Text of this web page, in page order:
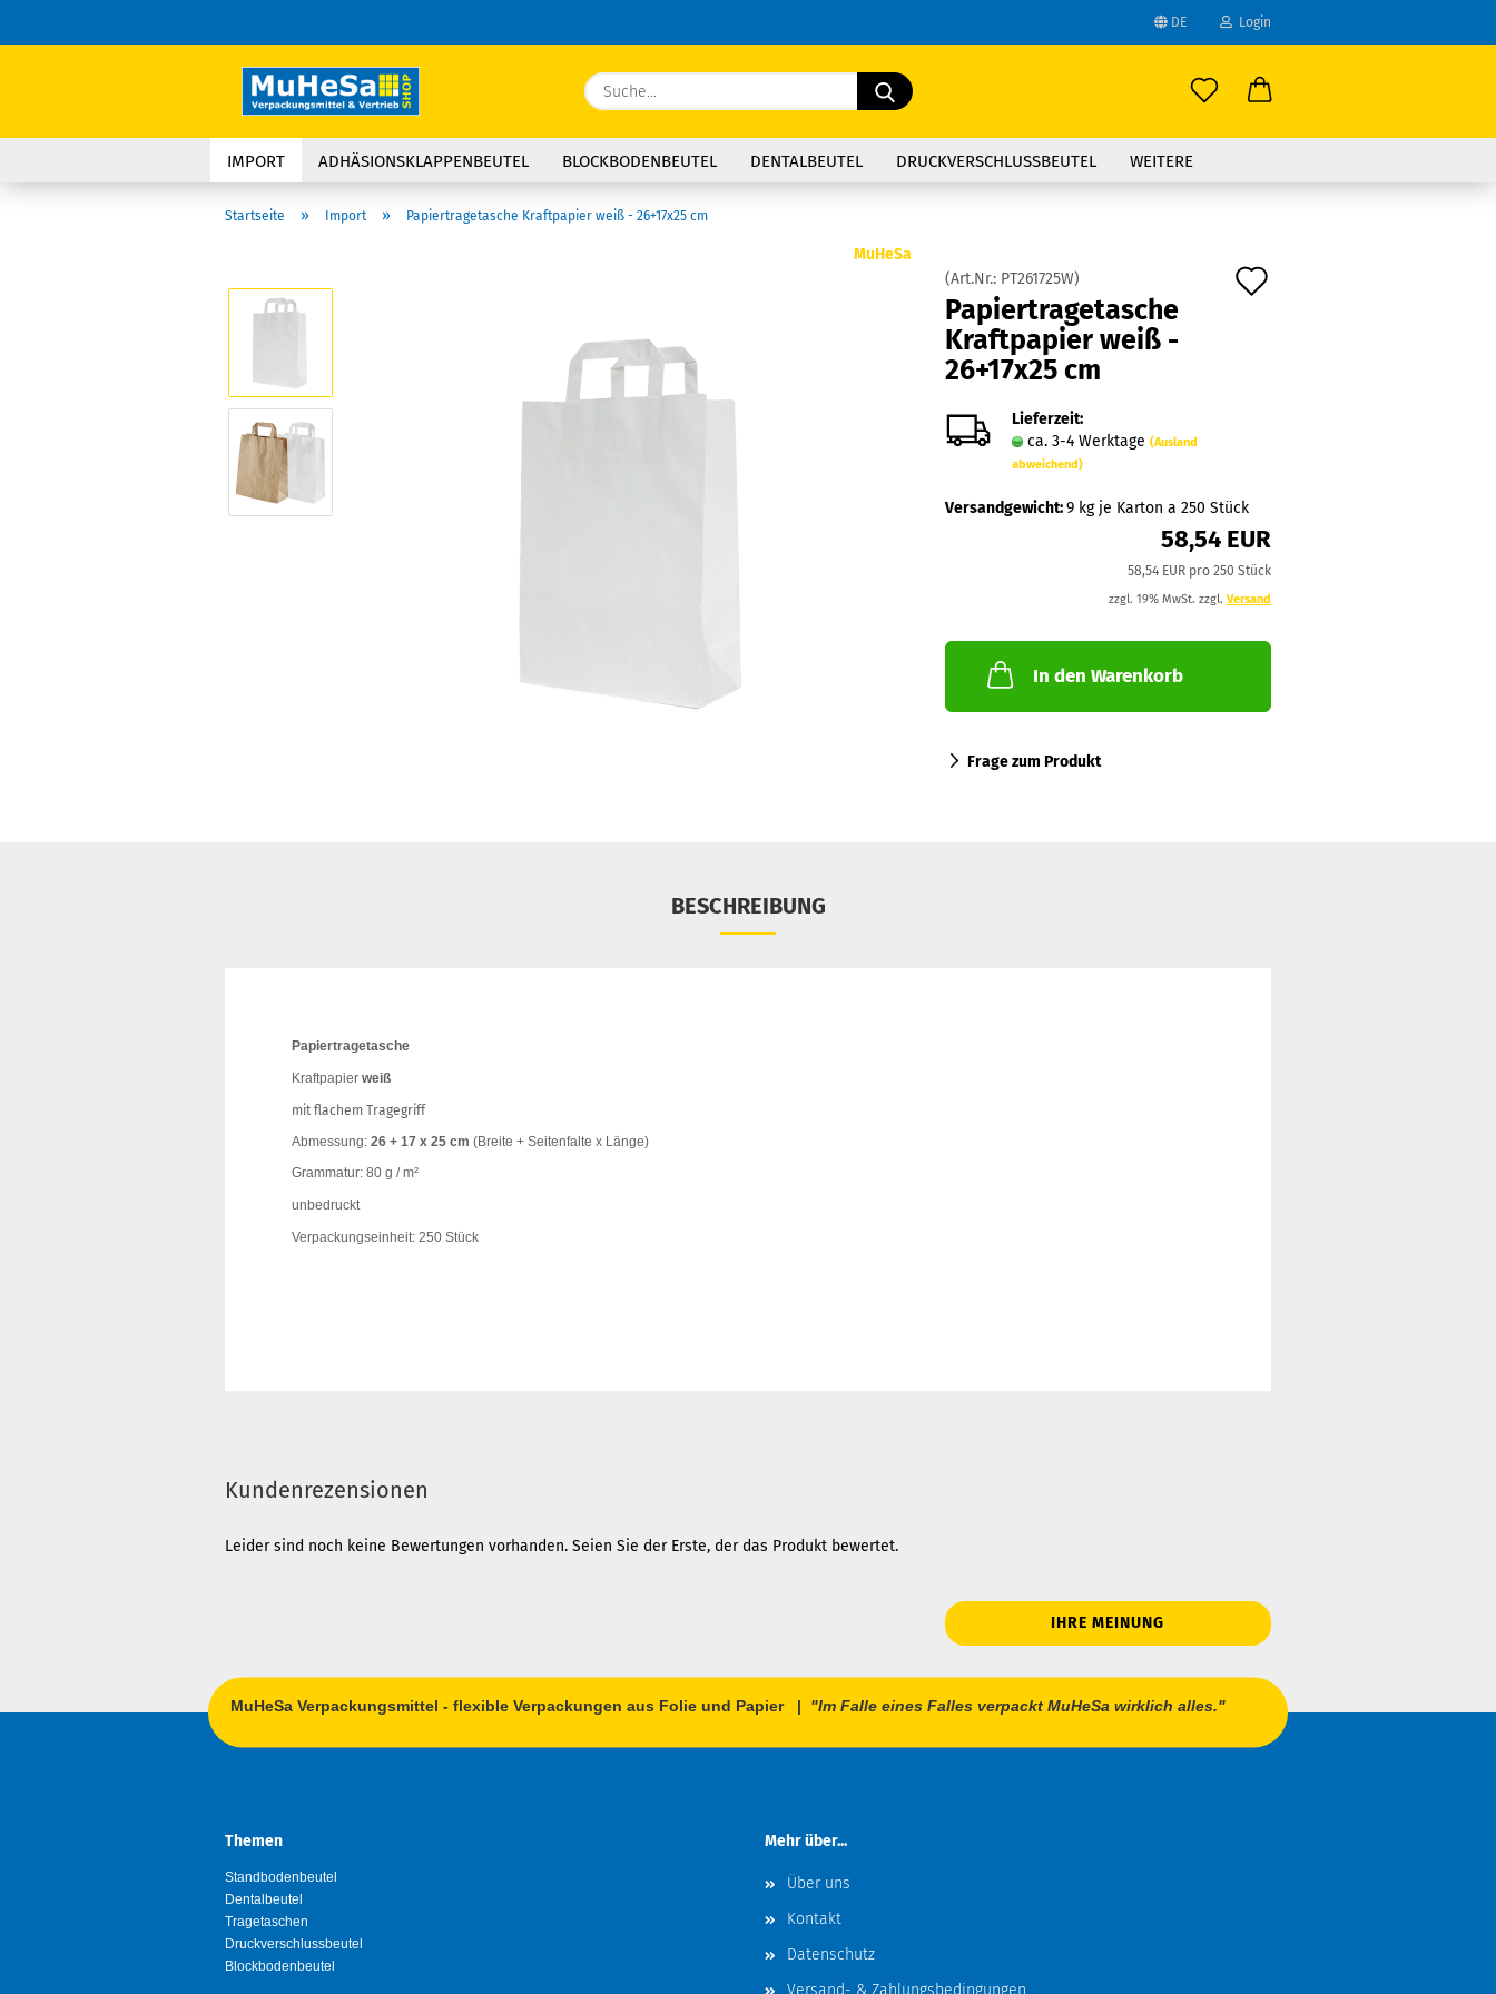
DE
Sprache auswählen
Lieferland
Login
Konto erstellen
Passwort vergessen?
Suche...
IMPORT ADHÄSIONSKLAPPENBEUTEL BLOCKBODENBEUTEL DENTALBEUTEL DRUCKVERSCHLUSSBEUTEL WEITERE
Startseite » Import » Papiertragetasche Kraftpapier weiß - 26+17x25 cm
MuHeSa
(Art.Nr.: PT261725W)
Pa­pier­tra­ge­ta­sche
Kraft­pa­pier weiß -
26+17x25 cm
Lieferzeit:
ca. 3-4 Werktage (Ausland
abweichend)
Versandgewicht:9kg je Karton a 250 Stück
58,54 EUR
58,54 EUR pro 250 Stück
zzgl. 19% MwSt. zzgl. Versand
In den Warenkorb
Frage zum Produkt
BESCHREIBUNG
Papiertragetasche
Kraftpapier weiß
mit flachem Tragegriff
Abmessung: 26 + 17 x 25 cm (Breite + Seitenfalte x Länge)
Grammatur: 80 g / m²
unbedruckt
Verpackungseinheit: 250 Stück
Kundenrezensionen
Leider sind noch keine Bewertungen vorhanden. Seien Sie der Erste, der das Produkt bewertet.
IHRE MEINUNG
MuHeSa Verpackungsmittel - flexible Verpackungen aus Folie und Papier | "Im Falle eines Falles verpackt MuHeSa wirklich alles."
Themen
Standbodenbeutel
Dentalbeutel
Tragetaschen
Druckverschlussbeutel
Blockbodenbeutel
Mehr über...
Über uns
Kontakt
Datenschutz
Versand- & Zahlungsbedingungen